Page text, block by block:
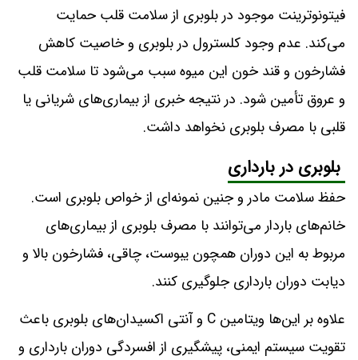
فیتونوترینت موجود در بلوبری از سلامت قلب حمایت
می‌کند. عدم وجود کلسترول در بلوبری و خاصیت کاهش
فشارخون و قند خون این میوه سبب می‌شود تا سلامت قلب
و عروق تأمین شود. در نتیجه خبری از بیماری‌های شریانی یا
قلبی با مصرف بلوبری نخواهد داشت.
بلوبری در بارداری
حفظ سلامت مادر و جنین نمونه‌ای از خواص بلوبری است.
خانم‌های باردار می‌توانند با مصرف بلوبری از بیماری‌های
مربوط به این دوران همچون یبوست، چاقی، فشارخون بالا و
دیابت دوران بارداری جلوگیری کنند.
علاوه بر این‌ها ویتامین C و آنتی اکسیدان‌های بلوبری باعث
تقویت سیستم ایمنی، پیشگیری از افسردگی دوران بارداری و